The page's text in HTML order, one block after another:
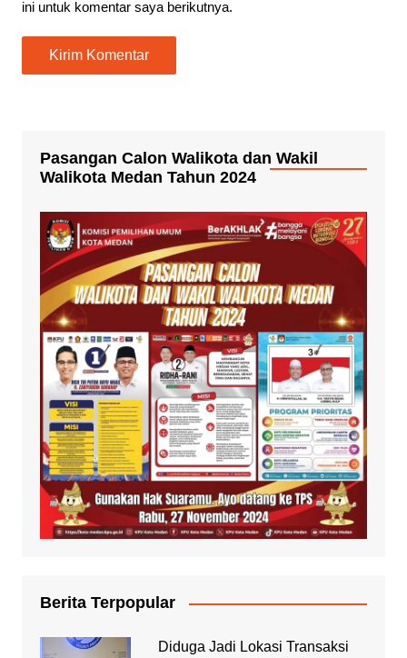
ini untuk komentar saya berikutnya.
Pasangan Calon Walikota dan Wakil
Walikota Medan Tahun 2024
Berita Terpopular
Diduga Jadi Lokasi Transaksi